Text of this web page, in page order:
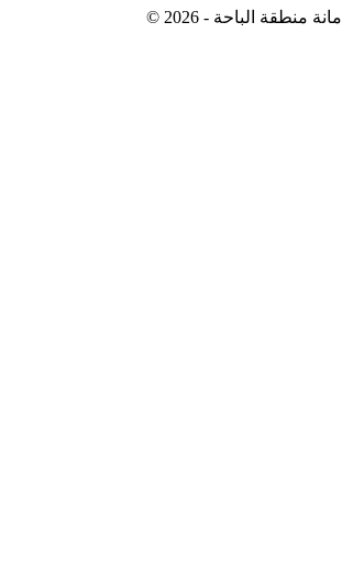
© 2026 - أمانة منطقة الباحة